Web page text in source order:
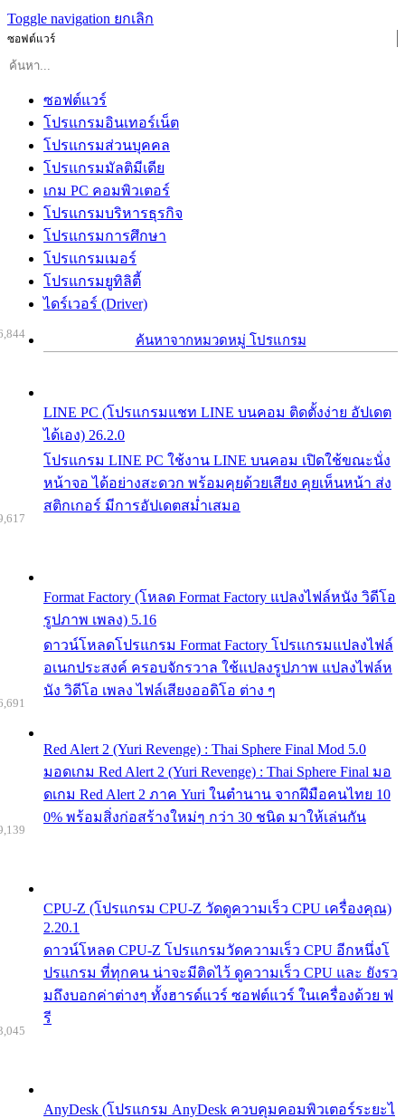
Toggle navigation ยกเลิก
ซอฟต์แวร์
ซอฟต์แวร์
โปรแกรมอินเทอร์เน็ต
โปรแกรมส่วนบุคคล
โปรแกรมมัลติมีเดีย
เกม PC คอมพิวเตอร์
โปรแกรมบริหารธุรกิจ
โปรแกรมการศึกษา
โปรแกรมเมอร์
โปรแกรมยูทิลิตี้
ไดร์เวอร์ (Driver)
ค้นหาจากหมวดหมู่ โปรแกรม
LINE PC (โปรแกรมแชท LINE บนคอม ติดตั้งง่าย อัปเดต
ได้เอง) 26.2.0
โปรแกรม LINE PC ใช้งาน LINE บนคอม เปิดใช้ขณะนั่ง
หน้าจอ ได้อย่างสะดวก พร้อมคุยด้วยเสียง คุยเห็นหน้า ส่ง
สติกเกอร์ มีการอัปเดตสม่ำเสมอ
Format Factory (โหลด Format Factory แปลงไฟล์หนัง วิดีโอ
รูปภาพ เพลง) 5.16
ดาวน์โหลดโปรแกรม Format Factory โปรแกรมแปลงไฟล์
อเนกประสงค์ ครอบจักรวาล ใช้แปลงรูปภาพ แปลงไฟล์ห
นัง วิดีโอ เพลง ไฟล์เสียงออดิโอ ต่าง ๆ
Red Alert 2 (Yuri Revenge) : Thai Sphere Final Mod 5.0
มอดเกม Red Alert 2 (Yuri Revenge) : Thai Sphere Final มอ
ดเกม Red Alert 2 ภาค Yuri ในตำนาน จากฝีมือคนไทย 10
0% พร้อมสิ่งก่อสร้างใหม่ๆ กว่า 30 ชนิด มาให้เล่นกัน
CPU-Z (โปรแกรม CPU-Z วัดดูความเร็ว CPU เครื่องคุณ)
2.20.1
ดาวน์โหลด CPU-Z โปรแกรมวัดความเร็ว CPU อีกหนึ่งโ
ปรแกรม ที่ทุกคน น่าจะมีติดไว้ ดูความเร็ว CPU และ ยังรว
มถึงบอกค่าต่างๆ ทั้งฮารด์แวร์ ซอฟต์แวร์ ในเครื่องด้วย ฟ
รี
AnyDesk (โปรแกรม AnyDesk ควบคุมคอมพิวเตอร์ระยะไ